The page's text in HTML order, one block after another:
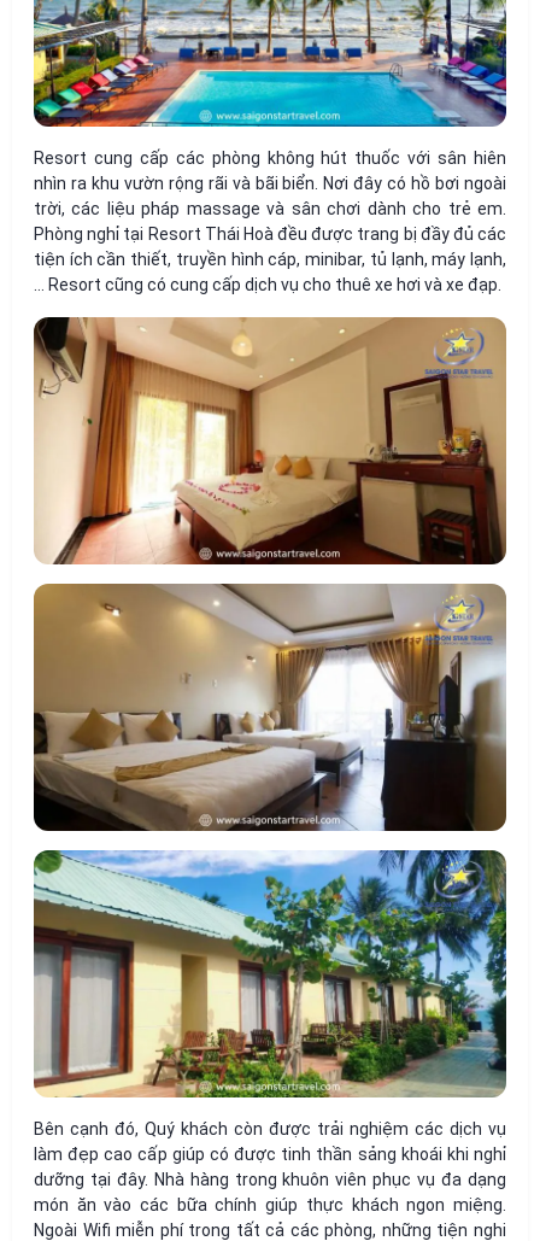
Resort cung cấp các phòng không hút thuốc với sân hiên
nhìn ra khu vườn rộng rãi và bãi biển. Nơi đây có hồ bơi ngoài
trời, các liệu pháp massage và sân chơi dành cho trẻ em.
Phòng nghỉ tại Resort Thái Hoà đều được trang bị đầy đủ các
tiện ích cần thiết, truyền hình cáp, minibar, tủ lạnh, máy lạnh,
… Resort cũng có cung cấp dịch vụ cho thuê xe hơi và xe đạp.
Bên cạnh đó, Quý khách còn được trải nghiệm các dịch vụ
làm đẹp cao cấp giúp có được tinh thần sảng khoái khi nghỉ
dưỡng tại đây. Nhà hàng trong khuôn viên phục vụ đa dạng
món ăn vào các bữa chính giúp thực khách ngon miệng.
Ngoài Wifi miễn phí trong tất cả các phòng, những tiện nghi